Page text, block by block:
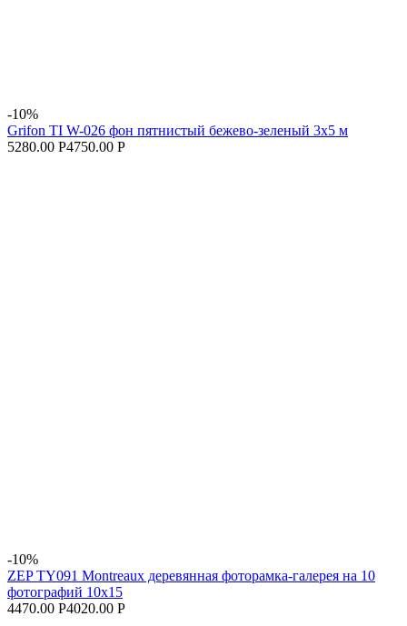
-10%
Grifon TI W-026 фон пятнистый бежево-зеленый 3х5 м
5280.00 Р4750.00 Р
-10%
ZEP TY091 Montreaux деревянная фоторамка-галерея на 10
фотографий 10x15
4470.00 Р4020.00 Р